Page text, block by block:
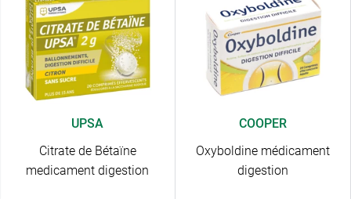
UPSA
Citrate de Bétaïne
medicament digestion
COOPER
Oxyboldine médicament
digestion